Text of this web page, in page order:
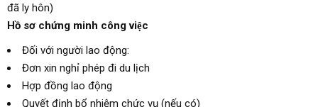
đã ly hôn)
Hồ sơ chứng minh công việc
Đối với người lao động:
Đơn xin nghỉ phép đi du lịch
Hợp đồng lao động
Quyết định bổ nhiệm chức vụ (nếu có)